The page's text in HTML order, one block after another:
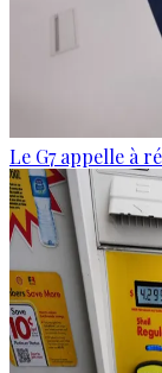
Le G7 appelle à